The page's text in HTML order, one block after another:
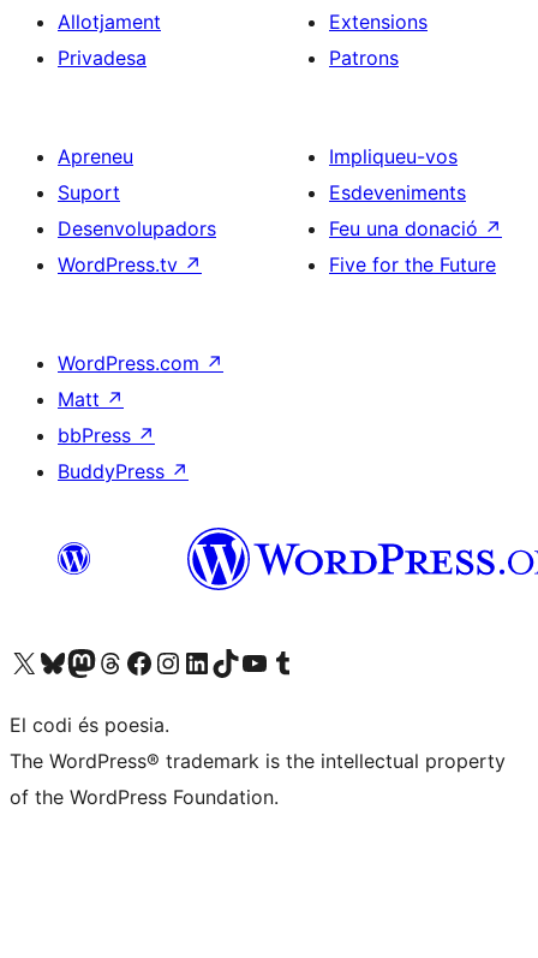
Allotjament
Privadesa
Extensions
Patrons
Apreneu
Suport
Desenvolupadors
WordPress.tv ↗
Impliqueu-vos
Esdeveniments
Feu una donació ↗
Five for the Future
WordPress.com ↗
Matt ↗
bbPress ↗
BuddyPress ↗
Visiteu el nostre compte X (abans Twitter)
Visiteu el nostre compte de Bluesky
Visiteu el nostre compte al Mastodon
Visiteu el nostre compte de Threads
Visiteu la nostra pàgina al Facebook
Visiteu el nostre compte d'Instagram
Visiteu el nostre compte de LinkedIn
Visiteu el nostre compte de TikTok
Visiteu el nostre canal al YouTube
Visiteu el nostre compte de Tumblr
El codi és poesia.
The WordPress® trademark is the intellectual property
of the WordPress Foundation.